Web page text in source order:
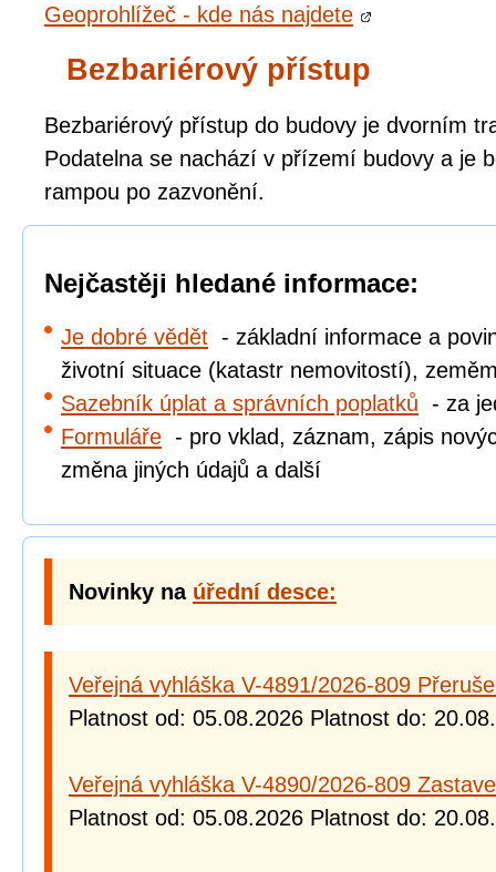
Geoprohlížeč - kde nás najdete
Bezbariérový přístup
Bezbariérový přístup do budovy je dvorním
Podatelna se nachází v přízemí budovy a je
rampou po zazvonění.
Nejčastěji hledané informace:
Je dobré vědět - základní informace a
životní situace (katastr nemovitostí),
Sazebník úplat a správních poplatků - za
Formuláře - pro vklad, záznam, zápis
změna jiných údajů a další
Novinky na úřední desce:
Veřejná vyhláška V-4891/2026-809
Platnost od: 05.08.2026 Platnost do:
Veřejná vyhláška V-4890/2026-809
Platnost od: 05.08.2026 Platnost do: